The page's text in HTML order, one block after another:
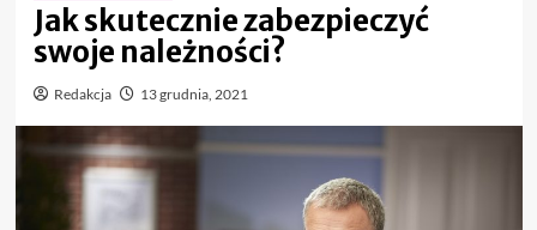
Jak skutecznie zabezpieczyć
swoje należności?
Redakcja 13 grudnia, 2021